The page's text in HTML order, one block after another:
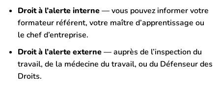
Droit à l’alerte interne— vous pouvez informer votre
formateur référent, votre maître d’apprentissage ou
le chef d’entreprise.
Droit à l’alerte externe— auprès de l’inspection du
travail, de la médecine du travail, ou du Défenseur des
Droits.